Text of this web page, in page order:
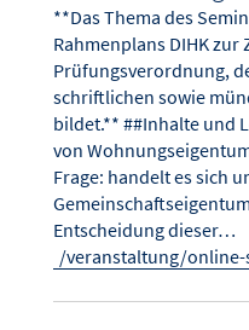
**Das Thema des
Rahmenplans DIHK
Prüfungsverordnung,
schriftlichen sowie
bildet.** ##Inhalte und
von
Frage: handelt es sich
Entscheidung dieser…
/veranstaltung/online-